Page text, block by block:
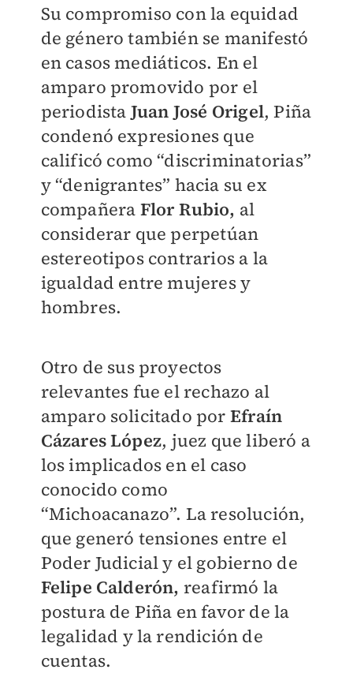
Su compromiso con la equidad
de género también se manifestó
en casos mediáticos. En el
amparo promovido por el
periodista Juan José Origel, Piña
condenó expresiones que
calificó como “discriminatorias”
y “denigrantes” hacia su ex
compañera Flor Rubio, al
considerar que perpetúan
estereotipos contrarios a la
igualdad entre mujeres y
hombres.
Otro de sus proyectos
relevantes fue el rechazo al
amparo solicitado por Efraín
Cázares López, juez que liberó a
los implicados en el caso
conocido como
“Michoacanazo”. La resolución,
que generó tensiones entre el
Poder Judicial y el gobierno de
Felipe Calderón, reafirmó la
postura de Piña en favor de la
legalidad y la rendición de
cuentas.